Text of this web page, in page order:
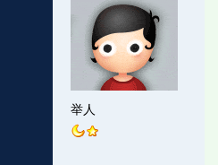
举人